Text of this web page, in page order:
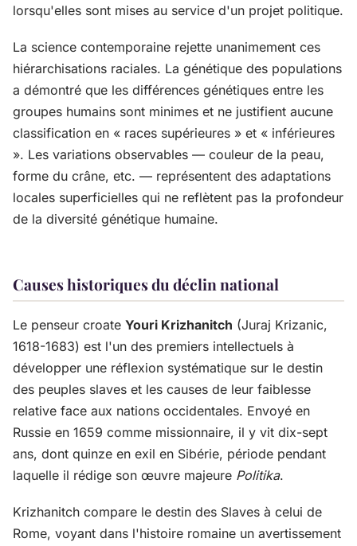
lorsqu'elles sont mises au service d'un projet politique.
La science contemporaine rejette unanimement ces
hiérarchisations raciales. La génétique des populations
a démontré que les différences génétiques entre les
groupes humains sont minimes et ne justifient aucune
classification en « races supérieures » et « inférieures
». Les variations observables — couleur de la peau,
forme du crâne, etc. — représentent des adaptations
locales superficielles qui ne reflètent pas la profondeur
de la diversité génétique humaine.
Causes historiques du déclin national
Le penseur croate Youri Krizhanitch (Juraj Krizanic,
1618-1683) est l'un des premiers intellectuels à
développer une réflexion systématique sur le destin
des peuples slaves et les causes de leur faiblesse
relative face aux nations occidentales. Envoyé en
Russie en 1659 comme missionnaire, il y vit dix-sept
ans, dont quinze en exil en Sibérie, période pendant
laquelle il rédige son œuvre majeure Politika.
Krizhanitch compare le destin des Slaves à celui de
Rome, voyant dans l'histoire romaine un avertissement